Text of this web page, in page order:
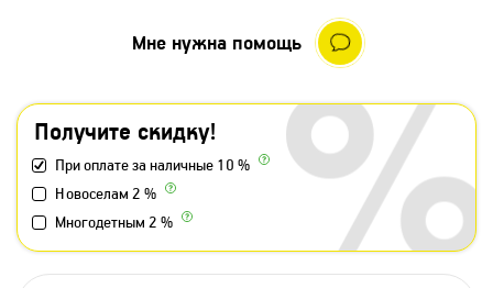
Получите скидку!
При оплате за наличные 10 %
Новоселам 2 %
Многодетным 2 %
Мне нужна помощь